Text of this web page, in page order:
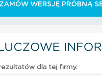
ZAMÓW WERSJĘ PRÓBNĄ
dla tej firmy.